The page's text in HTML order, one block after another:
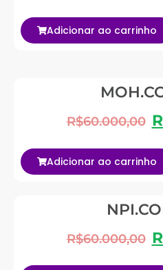
Adicionar ao carrinho
R$60.000,00
Adicionar ao carrinho
R$60.000,00